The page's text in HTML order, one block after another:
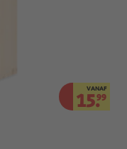
VANAF
15.99